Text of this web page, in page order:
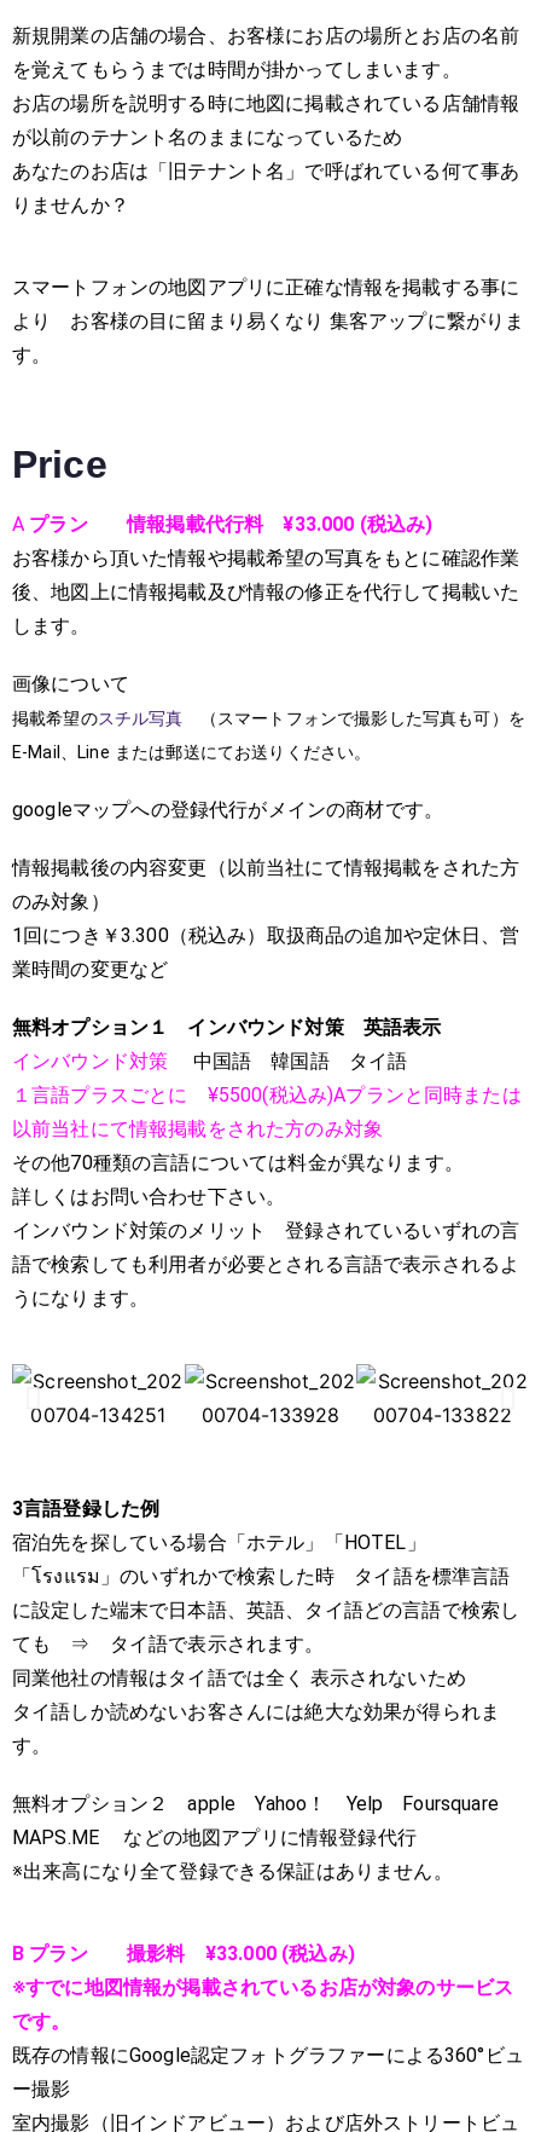
新規開業の店舗の場合、お客様にお店の場所とお店の名前
を覚えてもらうまでは時間が掛かってしまいます。
お店の場所を説明する時に地図に掲載されている店舗情報
が以前のテナント名のままになっているため
あなたのお店は「旧テナント名」で呼ばれている何て事あ
りませんか？
スマートフォンの地図アプリに正確な情報を掲載する事に
より お客様の目に留まり易くなり 集客アップに繋がりま
す。
Price
A プラン 情報掲載代行料 ¥33.000 (税込み)
お客様から頂いた情報や掲載希望の写真をもとに確認作業
後、地図上に情報掲載及び情報の修正を代行して掲載いた
します。
画像について
掲載希望のスチル写真 （スマートフォンで撮影した写真も可）を
E-Mail、Line または郵送にてお送りください。
googleマップへの登録代行がメインの商材です。
情報掲載後の内容変更（以前当社にて情報掲載をされた方
のみ対象）
1回につき￥3.300（税込み）取扱商品の追加や定休日、営
業時間の変更など
無料オプション１ インバウンド対策 英語表示
インバウンド対策 中国語 韓国語 タイ語
１言語プラスごとに ¥5500(税込み)Aプランと同時または
以前当社にて情報掲載をされた方のみ対象
その他70種類の言語については料金が異なります。
詳しくはお問い合わせ下さい。
インバウンド対策のメリット 登録されているいずれの言
語で検索しても利用者が必要とされる言語で表示されるよ
うになります。
3言語登録した例
宿泊先を探している場合「ホテル」「HOTEL」
「โรงแรม」のいずれかで検索した時 タイ語を標準言語
に設定した端末で日本語、英語、タイ語どの言語で検索し
ても ⇒ タイ語で表示されます。
同業他社の情報はタイ語では全く 表示されないため
タイ語しか読めないお客さんには絶大な効果が得られま
す。
無料オプション２ apple Yahoo！ Yelp Foursquare
MAPS.ME などの地図アプリに情報登録代行
※出来高になり全て登録できる保証はありません。
B プラン 撮影料 ¥33.000 (税込み)
※すでに地図情報が掲載されているお店が対象のサービス
です。
既存の情報にGoogle認定フォトグラファーによる360°ビュ
ー撮影
室内撮影（旧インドアビュー）および店外ストリートビュ